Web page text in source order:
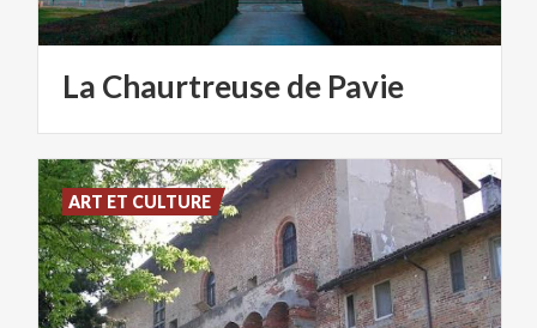
La Chaurtreusede Pavie
ART ET CULTURE